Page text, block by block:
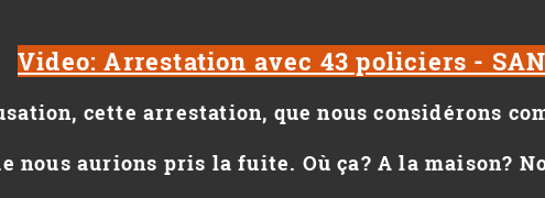
Video: Arrestation avec 43 policiers -
cette arrestation, que nous considérons
nous aurions pris la fuite. Où ça? A la maison?